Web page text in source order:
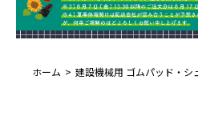
ホーム 建設機械用 ゴムパッド・シ